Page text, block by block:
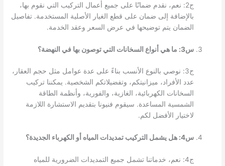
ج2: نعم، نقدم ضمانًا على جميع أعمال التركيب التي نقوم بها،
بالإضافة إلى ضمان على قطع الغيار الأصلية المستخدمة. تفاصيل
الضمان يتم توضيحها في عرض السعر وعقد الخدمة.
س3: ما هي أنواع السخانات التي توصون بها في النهضة؟
ج3: نوصي بالنوع الأنسب بناءً على عدة عوامل مثل حجم العقار،
عدد الأفراد، ميزانيتكم، وتفضيلاتكم الشخصية. يمكننا تركيب
السخانات الكهربائية، الغازية، والفورية، وأنظمة الطاقة
الشمسية المساعدة. سيقوم فنيونا بتقديم الاستشارة اللازمة
لاختيار الأفضل لكم.
س4: هل يشمل التركيب تمديدات المياه أو الكهرباء الجديدة؟
ج4: نعم، خدماتنا تشمل جميع التمديدات الضرورية للمياه